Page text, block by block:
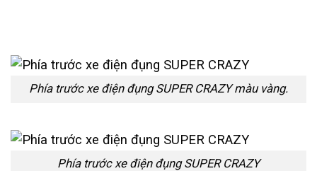
Phía trước xe điện đụng SUPER CRAZY màu vàng.
Phía trước xe điện đụng SUPER CRAZY